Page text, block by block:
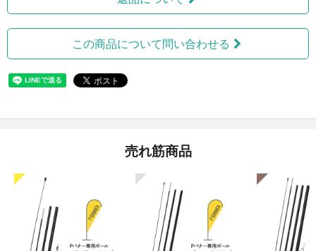
この商品について問い合わせる
売れ筋商品